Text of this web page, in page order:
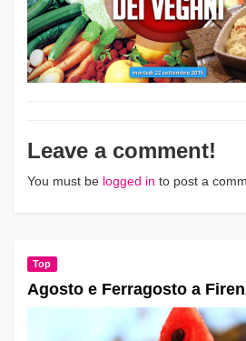
Leave a comment!
You must be logged in to post a
Top
Agosto e Ferragosto a